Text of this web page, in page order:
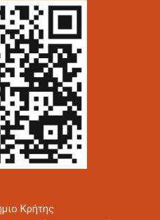
Κρήτης